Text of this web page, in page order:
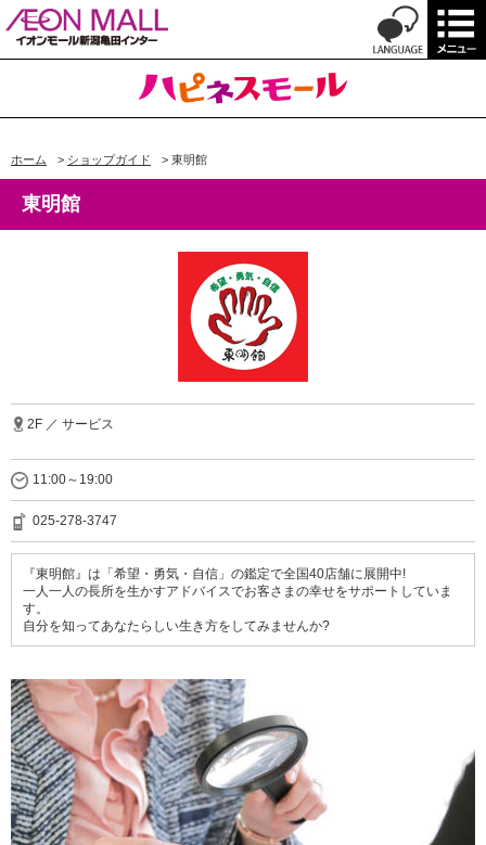
ホーム > ショップガイド > 東明館
東明館
2F ／ サービス
11:00～19:00
025-278-3747
『東明館』は「希望・勇気・自信」の鑑定で全国40店舗に展開中!
一人一人の長所を生かすアドバイスでお客さまの幸せをサポートしていま
す。
自分を知ってあなたらしい生き方をしてみませんか?